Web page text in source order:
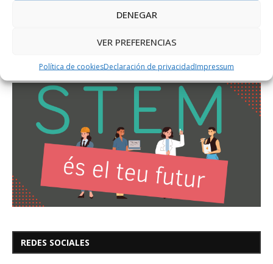
DENEGAR
VER PREFERENCIAS
Política de cookiesDeclaración de privacidadImpressum
REDES SOCIALES